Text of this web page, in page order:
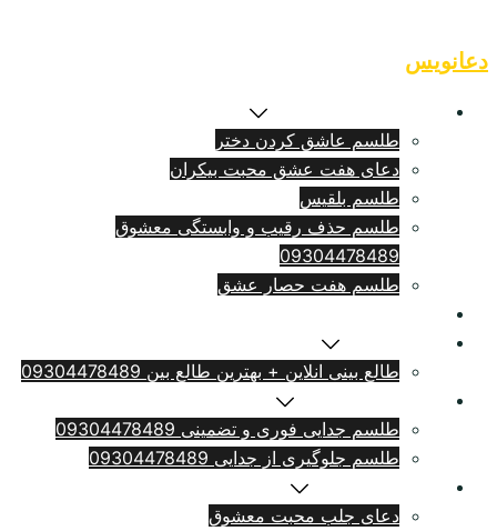
to
content
دعانویس
طلسم عاشق کردن دختر
دعای هفت عشق محبت بیکران
طلسم بلقيس
طلسم حذف رقیب و وابستگی معشوق
09304478489
طلسم هفت حصار عشق
طالع بینی انلاین + بهترین طالع بین 09304478489
طلسم جدایی فوری و تضمینی 09304478489
طلسم جلوگیری از جدایی 09304478489
دعای جلب محبت معشوق